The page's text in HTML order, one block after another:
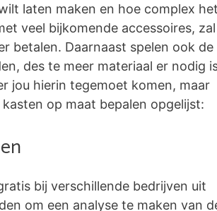
laten maken en hoe complex het
veel bijkomende accessoires, zal
betalen. Daarnaast spelen ook de
des te meer materiaal er nodig
jou hierin tegemoet komen, maar
op maat bepalen opgelijst:
bij verschillende bedrijven uit
om een analyse te maken van